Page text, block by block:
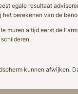
egale resultaat
het berekenen van de
muren altijd eerst de Farm
kunnen afwijken.